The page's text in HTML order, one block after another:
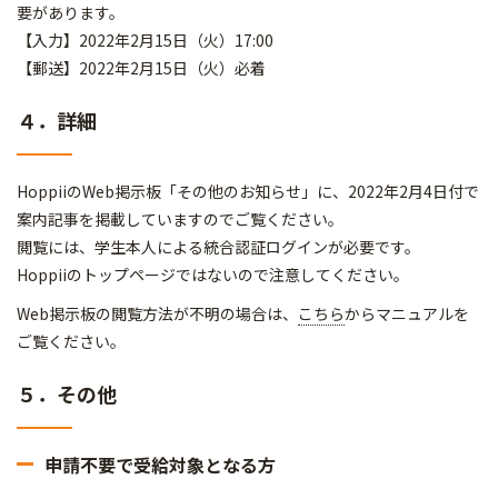
要があります。
【入力】2022年2月15日（火）17:00
【郵送】2022年2月15日（火）必着
４．詳細
HoppiiのWeb掲示板「その他のお知らせ」に、2022年2月4日付で
案内記事を掲載していますのでご覧ください。
閲覧には、学生本人による統合認証ログインが必要です。
Hoppiiのトップページではないので注意してください。
Web掲示板の閲覧方法が不明の場合は、 こちらからマニュアルを
ご覧ください。
５．その他
申請不要で受給対象となる方